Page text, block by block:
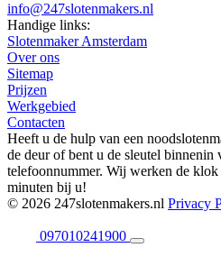
info@247slotenmakers.nl
Handige links:
Slotenmaker Amsterdam
Over ons
Sitemap
Prijzen
Werkgebied
Contacten
Heeft u de hulp van een
de deur of bent u de sleutel binnenin
telefoonnummer. Wij werken de
minuten bij u!
© 2026 247slotenmakers.nl Privacy
097010241900